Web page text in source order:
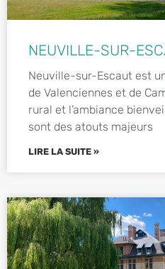
NEUVILLE-SUR-
Neuville-sur-Escaut est
de Valenciennes et de
rural et l’ambiance
sont des atouts majeurs
LIRE LA SUITE »